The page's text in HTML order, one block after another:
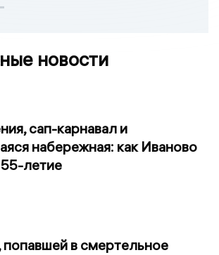
новости
сап-карнавал и
набережная: как Иваново
летие
в смертельное